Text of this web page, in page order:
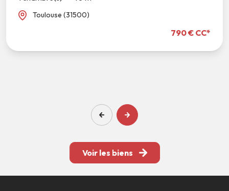
Toulouse (31500)
790 € CC*
Voir les biens